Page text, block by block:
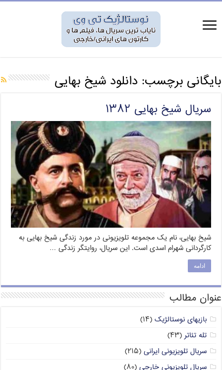
بایگانی برچسب: دانلود شیخ بهایی
سریال شیخ بهایی ۱۳۸۲
شیخ بهایی، نام یک مجموعه تلویزیونی در مورد زندگی شیخ بهایی به
کارگردانی شهرام اسدی است. این سریال، روایتگر زندگی …
ادامه
عنوان مطالب
بازیهای نوستالژیک (۱۴)
تله تئاتر (۴۳)
سریال تلویزیونی ایرانی (۲۱۵)
سریال تلویزیونی خارجی (۸۰)